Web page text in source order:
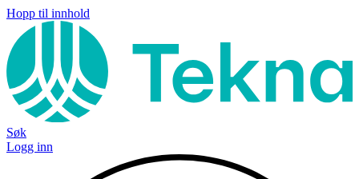
Hopp til innhold
Søk
Logg inn